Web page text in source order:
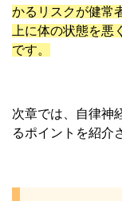
かるリスクが健常
上に体の状態を
です。
次章では、自律神
るポイントを紹介